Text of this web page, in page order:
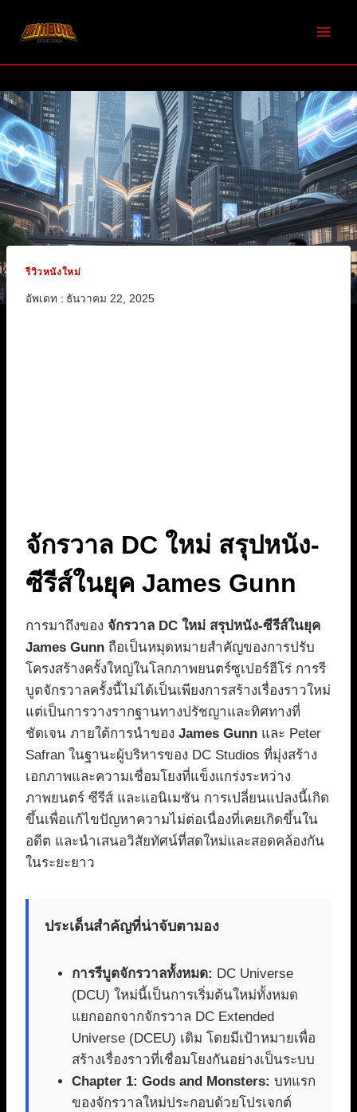
รีวิวหนังใหม่
อัพเดท : ธันวาคม 22, 2025
จักรวาล DC ใหม่ สรุปหนัง-
ซีรีส์ในยุค James Gunn
การมาถึงของ จักรวาล DC ใหม่ สรุปหนัง-ซีรีส์ในยุค
James Gunn ถือเป็นหมุดหมายสำคัญของการปรับ
โครงสร้างครั้งใหญ่ในโลกภาพยนตร์ซูเปอร์ฮีโร่ การรี
บูตจักรวาลครั้งนี้ไม่ได้เป็นเพียงการสร้างเรื่องราวใหม่
แต่เป็นการวางรากฐานทางปรัชญาและทิศทางที่
ชัดเจน ภายใต้การนำของ James Gunn และ Peter
Safran ในฐานะผู้บริหารของ DC Studios ที่มุ่งสร้าง
เอกภาพและความเชื่อมโยงที่แข็งแกร่งระหว่าง
ภาพยนตร์ ซีรีส์ และแอนิเมชัน การเปลี่ยนแปลงนี้เกิด
ขึ้นเพื่อแก้ไขปัญหาความไม่ต่อเนื่องที่เคยเกิดขึ้นใน
อดีต และนำเสนอวิสัยทัศน์ที่สดใหม่และสอดคล้องกัน
ในระยะยาว
ประเด็นสำคัญที่น่าจับตามอง
การรีบูตจักรวาลทั้งหมด: DC Universe
(DCU) ใหม่นี้เป็นการเริ่มต้นใหม่ทั้งหมด
แยกออกจากจักรวาล DC Extended
Universe (DCEU) เดิม โดยมีเป้าหมายเพื่อ
สร้างเรื่องราวที่เชื่อมโยงกันอย่างเป็นระบบ
Chapter 1: Gods and Monsters: บทแรก
ของจักรวาลใหม่ประกอบด้วยโปรเจกต์